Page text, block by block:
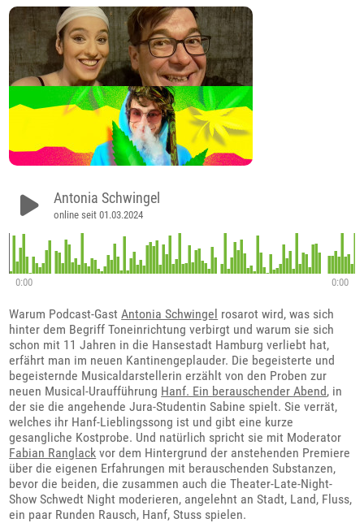
Antonia Schwingel
online seit 01.03.2024
0:00
0:00
Warum Podcast-GastAntonia Schwingel rosarot wird, was sich
hinter dem Begriff Toneinrichtung verbirgt und warum sie sich
schon mit 11 Jahren in die Hansestadt Hamburg verliebt hat,
erfährt man im neuen Kantinengeplauder. Die begeisterte und
begeisternde Musicaldarstellerin erzählt von den Proben zur
neuen Musical-Uraufführung Hanf. Ein berauschender Abend, in
der sie die angehende Jura-Studentin Sabine spielt. Sie verrät,
welches ihr Hanf-Lieblingssong ist und gibt eine kurze
gesangliche Kostprobe. Und natürlich spricht sie mit Moderator
Fabian Ranglack vor dem Hintergrund der anstehenden Premiere
über die eigenen Erfahrungen mit berauschenden Substanzen,
bevor die beiden, die zusammen auch die Theater-Late-Night-
Show Schwedt Night moderieren, angelehnt an Stadt, Land, Fluss,
ein paar Runden Rausch, Hanf, Stuss spielen.